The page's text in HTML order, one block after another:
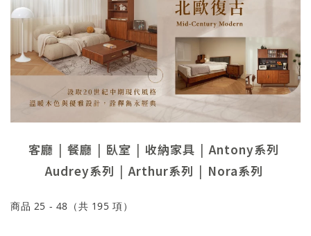
客廳 餐廳 臥室 收納家具
Antony系列
Audrey系列
Arthur系列 Nora系列
商品 25 - 48 （共 195 項）